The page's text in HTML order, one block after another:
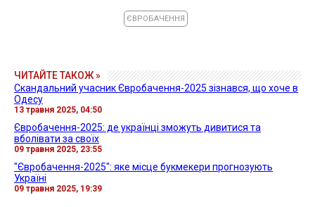
ЄВРОБАЧЕННЯ
ЧИТАЙТЕ ТАКОЖ »
Скандальний учасник Євробачення-2025 зізнався, що хоче в
Одесу
13 травня 2025, 04:50
Євробачення-2025: де українці зможуть дивитися та
вболівати за своїх
09 травня 2025, 23:55
"Євробачення-2025": яке місце букмекери прогнозують
Україні
09 травня 2025, 19:39